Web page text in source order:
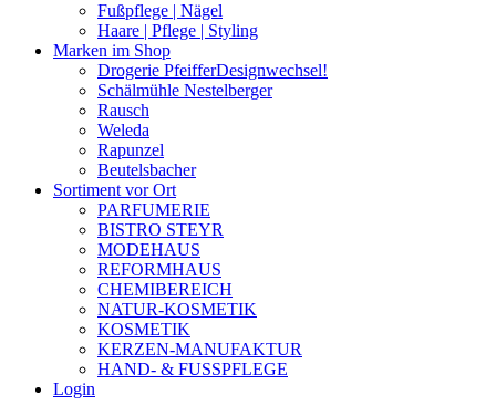
Fußpflege | Nägel
Haare | Pflege | Styling
Marken im Shop
Drogerie PfeifferDesignwechsel!
Schälmühle Nestelberger
Rausch
Weleda
Rapunzel
Beutelsbacher
Sortiment vor Ort
PARFUMERIE
BISTRO STEYR
MODEHAUS
REFORMHAUS
CHEMIBEREICH
NATUR-KOSMETIK
KOSMETIK
KERZEN-MANUFAKTUR
HAND- & FUSSPFLEGE
Login